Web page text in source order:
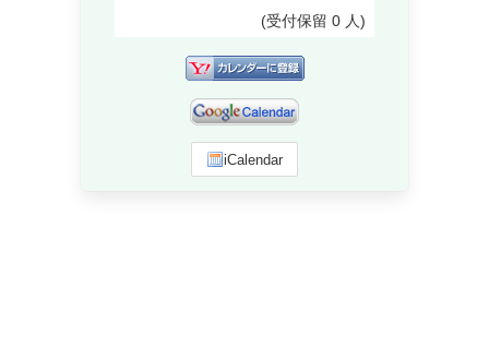
(受付保留 0 人)
iCalendar